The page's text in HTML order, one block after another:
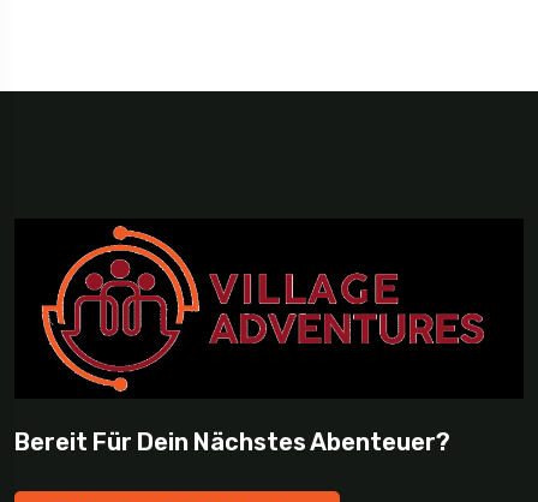
Bereit Für Dein Nächstes Abenteuer?